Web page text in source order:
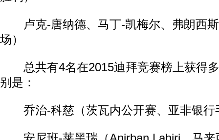
卢克-唐纳德、马丁-凯梅尔、弗朗西斯
场）
总共有4名在2015迪拜竞赛榜上获得多
别是：
乔治-科慈（茨瓦内公开赛、亚非银行